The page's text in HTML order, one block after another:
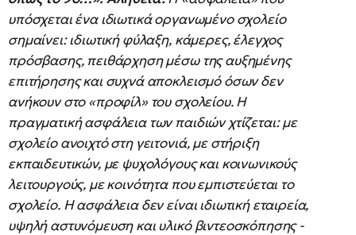
υπόσχεται ένα ιδιωτικά οργανωμένο σχολείο
σημαίνει: ιδιωτική φύλαξη, κάμερες, έλεγχος
πρόσβασης, πειθάρχηση μέσω της αυξημένης
επιτήρησης και συχνά αποκλεισμό όσων δεν
ανήκουν στο «προφίλ» του σχολείου. Η
πραγματική ασφάλεια των παιδιών χτίζεται: με
σχολείο ανοιχτό στη γειτονιά, με στήριξη
εκπαιδευτικών, με ψυχολόγους και κοινωνικούς
λειτουργούς, με κοινότητα που εμπιστεύεται το
σχολείο. Η ασφάλεια δεν είναι ιδιωτική εταιρεία,
υψηλή αστυνόμευση και υλικό βιντεοσκόπησης -